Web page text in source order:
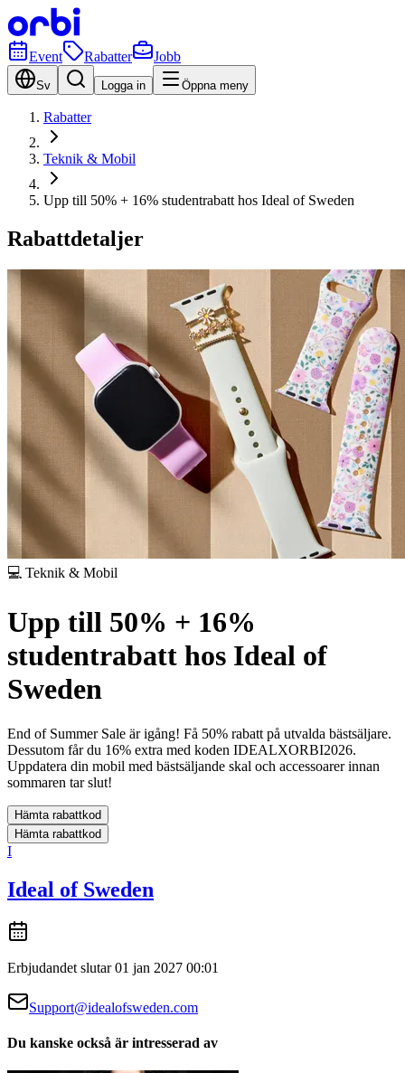
Event Rabatter Jobb
Sv Logga in Öppna meny
Rabatter
Teknik & Mobil
Upp till 50% + 16% studentrabatt hos Ideal of Sweden
Rabattdetaljer
💻 Teknik & Mobil
Upp till 50% + 16%
studentrabatt hos Ideal of
Sweden
End of Summer Sale är igång! Få 50% rabatt på utvalda bästsäljare.
Dessutom får du 16% extra med koden IDEALXORBI2026.
Uppdatera din mobil med bästsäljande skal och accessoarer innan
sommaren tar slut!
Hämta rabattkod
Hämta rabattkod
I
Ideal of Sweden
Erbjudandet slutar 01 jan 2027 00:01
Support@idealofsweden.com
Du kanske också är intresserad av